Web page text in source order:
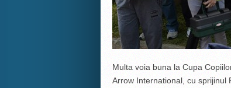
Multa voia buna la Cupa
Arrow International, cu sprijinul